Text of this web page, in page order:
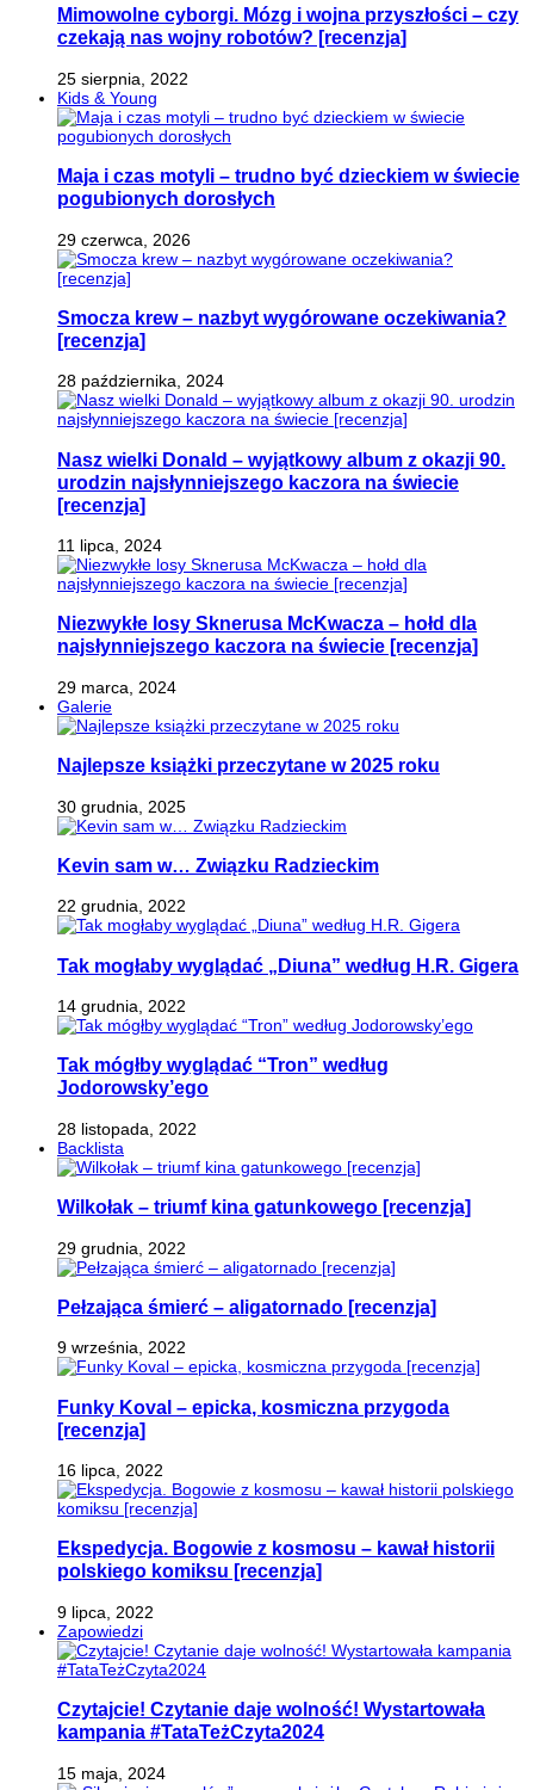
Mimowolne cyborgi. Mózg i wojna przyszłości – czy
czekają nas wojny robotów? [recenzja]
25 sierpnia, 2022
Kids & Young
Maja i czas motyli – trudno być dzieckiem w świecie
pogubionych dorosłych
29 czerwca, 2026
Smocza krew – nazbyt wygórowane oczekiwania?
[recenzja]
28 października, 2024
Nasz wielki Donald – wyjątkowy album z okazji 90.
urodzin najsłynniejszego kaczora na świecie
[recenzja]
11 lipca, 2024
Niezwykłe losy Sknerusa McKwacza – hołd dla
najsłynniejszego kaczora na świecie [recenzja]
29 marca, 2024
Galerie
Najlepsze książki przeczytane w 2025 roku
30 grudnia, 2025
Kevin sam w… Związku Radzieckim
22 grudnia, 2022
Tak mogłaby wyglądać „Diuna” według H.R. Gigera
14 grudnia, 2022
Tak mógłby wyglądać “Tron” według
Jodorowsky’ego
28 listopada, 2022
Backlista
Wilkołak – triumf kina gatunkowego [recenzja]
29 grudnia, 2022
Pełzająca śmierć – aligatornado [recenzja]
9 września, 2022
Funky Koval – epicka, kosmiczna przygoda
[recenzja]
16 lipca, 2022
Ekspedycja. Bogowie z kosmosu – kawał historii
polskiego komiksu [recenzja]
9 lipca, 2022
Zapowiedzi
Czytajcie! Czytanie daje wolność! Wystartowała
kampania #TataTeżCzyta2024
15 maja, 2024